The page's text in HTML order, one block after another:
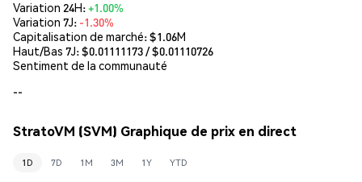
Variation 24H:+1.00%
Variation 7J: -1.30%
Capitalisation de marché:$1.06M
Haut/Bas 7J: $0.01111173/ $0.01110726
Sentiment de la communauté
--
StratoVM (SVM) Graphique de prix en direct
1D 7D 1M 3M 1Y YTD